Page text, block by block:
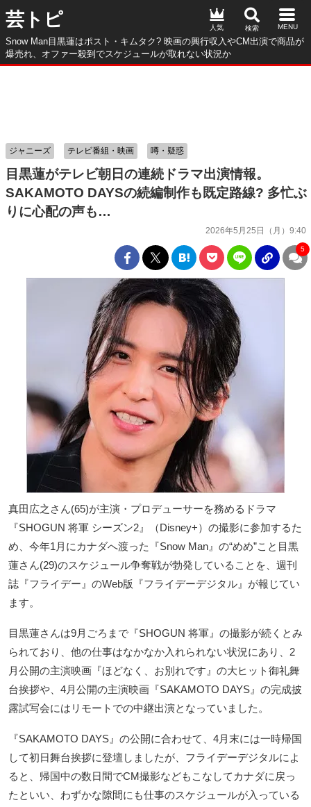
芸トピ
Snow Man目黒蓮はポスト・キムタク? 映画の興行収入やCM出演で商品が
爆売れ、オファー殺到でスケジュールが取れない状況か
人気
目黒蓮がテレビ朝日の連続ドラマ出演情報。
SAKAMOTO DAYSの続編制作も既定路線? 多忙ぶ
りに心配の声も…
2026年5月25日（月）9:40
ジャニーズ テレビ番組・映画 噂・疑惑
5
真田広之さん(65)が主演・プロデューサーを務めるドラマ
『SHOGUN 将軍 シーズン2』（Disney+）の撮影に参加するた
め、今年1月にカナダへ渡った『Snow Man』の“めめ”こと目黒
蓮さん(29)のスケジュール争奪戦が勃発していることを、週刊
誌『フライデー』のWeb版『フライデーデジタル』が報じてい
ます。
目黒蓮さんは9月ごろまで『SHOGUN 将軍』の撮影が続くとみ
られており、他の仕事はなかなか入れられない状況にあり、2
月公開の主演映画『ほどなく、お別れです』の大ヒット御礼舞
台挨拶や、4月公開の主演映画『SAKAMOTO DAYS』の完成披
露試写会にはリモートでの中継出演となっていました。
『SAKAMOTO DAYS』の公開に合わせて、4月末には一時帰国
して初日舞台挨拶に登壇しましたが、フライデーデジタルによ
ると、帰国中の数日間でCM撮影などもこなしてカナダに戻っ
たといい、わずかな隙間にも仕事のスケジュールが入っている